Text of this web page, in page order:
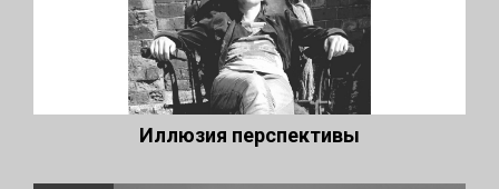
Иллюзия перспективы